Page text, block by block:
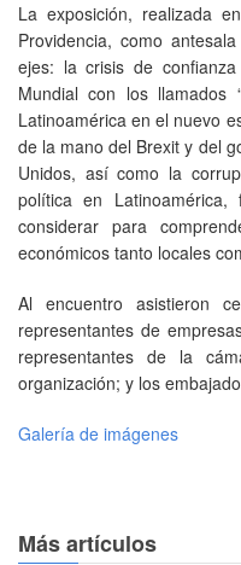
La exposición, realizada
Providencia, como
ejes: la crisis de
Mundial con los llamados
Latinoamérica en el nuevo
de la mano del Brexit y del
Unidos, así como la
política en
considerar para
económicos tanto locales
Al encuentro asistieron
representantes de
representantes de la
organización; y los
Galería de imágenes
Más artículos